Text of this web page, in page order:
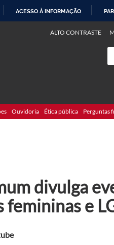
ACESSO À INFORMAÇÃO
ALTO CONTRASTE
Ouvidoria Ética pública Perguntas
divulga
e